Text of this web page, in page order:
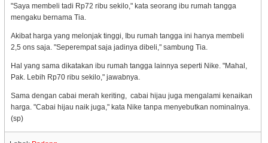
"Saya membeli tadi Rp72 ribu sekilo," kata seorang ibu rumah tangga
mengaku bernama Tia.
Akibat harga yang melonjak tinggi, Ibu rumah tangga ini hanya membeli
2,5 ons saja. "Seperempat saja jadinya dibeli," sambung Tia.
Hal yang sama dikatakan ibu rumah tangga lainnya seperti Nike. "Mahal,
Pak. Lebih Rp70 ribu sekilo," jawabnya.
Sama dengan cabai merah keriting, cabai hijau juga mengalami kenaikan
harga. "Cabai hijau naik juga," kata Nike tanpa menyebutkan nominalnya.
(sp)